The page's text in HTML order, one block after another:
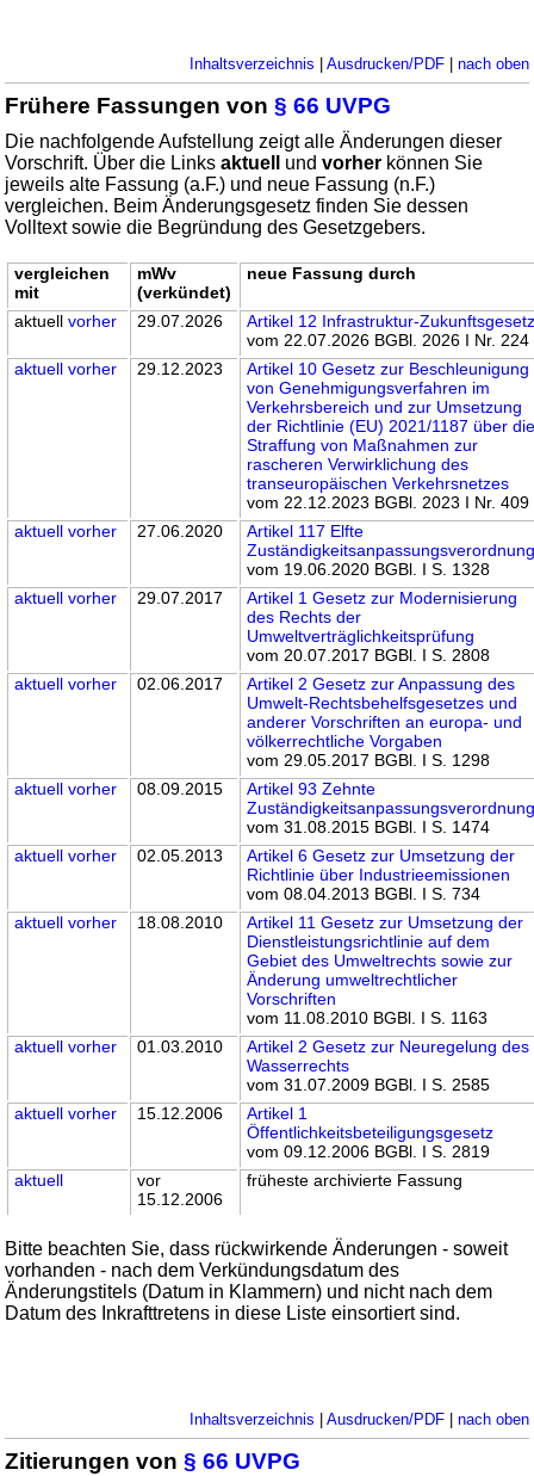
Inhaltsverzeichnis Ausdrucken/PDF| nach oben
Frühere Fassungen von§ 66 UVPG
Die nachfolgende Aufstellung zeigt alle Änderungen dieser
Vorschrift. Über die Linksaktuell undvorher können Sie
jeweils alte Fassung (a.F.) und neue Fassung (n.F.)
vergleichen. Beim Änderungsgesetz finden Sie dessen
Volltext sowie die Begründung des Gesetzgebers.
vergleichen
mit
mWv
(verkündet)
neue Fassung durch
aktuellvorher 29.07.2026
Artikel 12 Infrastruktur-
vom 22.07.2026 BGBl. 2026 I Nr. 224
aktuell vorher 29.12.2023
Artikel 10 Gesetz zur Beschleunigung
von Genehmigungsverfahren im
Verkehrsbereich und zur Umsetzung
der Richtlinie (EU) 2021/1187 über
Straffung von Maßnahmen zur
rascheren Verwirklichung des
transeuropäischen Verkehrsnetzes
vom 22.12.2023 BGBl. 2023 I Nr. 409
aktuell vorher 27.06.2020
Artikel 117 Elfte
vom 19.06.2020 BGBl. I S. 1328
aktuell vorher 29.07.2017
Artikel 1 Gesetz zur Modernisierung
des Rechts der
Umweltverträglichkeitsprüfung
vom 20.07.2017 BGBl. I S. 2808
aktuell vorher 02.06.2017
Artikel 2 Gesetz zur Anpassung des
Umwelt-Rechtsbehelfsgesetzes und
anderer Vorschriften an europa- und
völkerrechtliche Vorgaben
vom 29.05.2017 BGBl. I S. 1298
aktuell vorher 08.09.2015
Artikel 93 Zehnte
vom 31.08.2015 BGBl. I S. 1474
aktuell vorher 02.05.2013
Artikel 6 Gesetz zur Umsetzung der
Richtlinie über Industrieemissionen
vom 08.04.2013 BGBl. I S. 734
aktuell vorher 18.08.2010
Artikel 11 Gesetz zur Umsetzung der
Dienstleistungsrichtlinie auf dem
Gebiet des Umweltrechts sowie zur
Änderung umweltrechtlicher
Vorschriften
vom 11.08.2010 BGBl. I S. 1163
aktuell vorher 01.03.2010
Artikel 2 Gesetz zur Neuregelung des
Wasserrechts
vom 31.07.2009 BGBl. I S. 2585
aktuell vorher 15.12.2006
Artikel 1
Öffentlichkeitsbeteiligungsgesetz
vom 09.12.2006 BGBl. I S. 2819
aktuell
vor
15.12.2006
früheste archivierte Fassung
Bitte beachten Sie, dass rückwirkende Änderungen - soweit
vorhanden - nach dem Verkündungsdatum des
Änderungstitels (Datum in Klammern) und nicht nach dem
Datum des Inkrafttretens in diese Liste einsortiert sind.
Inhaltsverzeichnis Ausdrucken/PDF| nach oben
Zitierungen von§ 66 UVPG